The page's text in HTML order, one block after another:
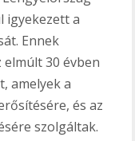
igyekezett a
Ennek
30 évben
amelyek a
és az
szolgáltak.